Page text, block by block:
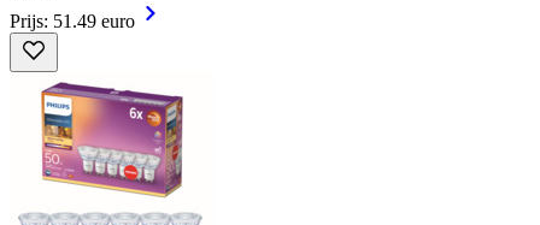
Prijs: 51.49 euro